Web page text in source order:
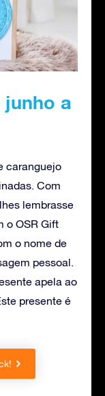
junho a
caranguejo
Com
lembrasse
o OSR Gift
o nome de
pessoal.
apela ao
presente é